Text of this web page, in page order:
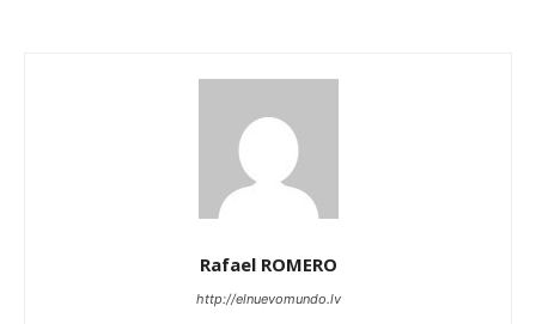
Rafael ROMERO
http://elnuevomundo.lv